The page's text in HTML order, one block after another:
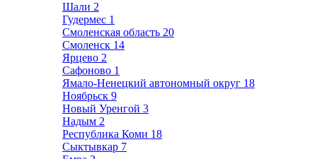
Шали 2
Гудермес 1
Смоленская область 20
Смоленск 14
Ярцево 2
Сафоново 1
Ямало-Ненецкий автономный округ 18
Ноябрьск 9
Новый Уренгой 3
Надым 2
Республика Коми 18
Сыктывкар 7